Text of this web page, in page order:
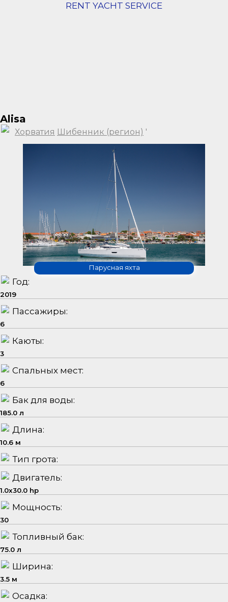
RENT YACHT SERVICE
Alisa
Хорватия Шибенник (регион) '
Парусная яхта
Год:
2019
Пассажиры:
6
Каюты:
3
Спальных мест:
6
Бак для воды:
185.0 л
Длина:
10.6 м
Тип грота:
Двигатель:
1.0x30.0 hp
Мощность:
30
Топливный бак:
75.0 л
Ширина:
3.5 м
Осадка: